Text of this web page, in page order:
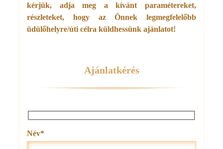
kérjük, adja meg a kívánt paramétereket,
részleteket, hogy az Önnek legmegfelelőbb
üdülőhelyre/úti célra küldhessünk ajánlatot!
Ajánlatkérés
Név*